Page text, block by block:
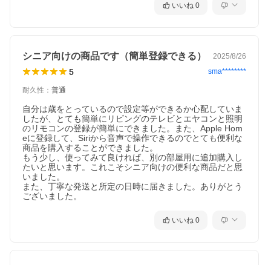
いいね 0
シニア向けの商品です（簡単登録できる） 2025/8/26
5 sma********
耐久性 ： 普通
自分は歳をとっているので設定等ができるか心配していま
したが、とても簡単にリビングのテレビとエヤコンと照明
のリモコンの登録が簡単にできました。また、Apple Hom
eに登録して、Siriから音声で操作できるのでとても便利な
商品を購入することができました。
もう少し、使ってみて良ければ、別の部屋用に追加購入し
たいと思います。これこそシニア向けの便利な商品だと思
いました。
また、丁寧な発送と所定の日時に届きました。ありがとう
ございました。
いいね 0